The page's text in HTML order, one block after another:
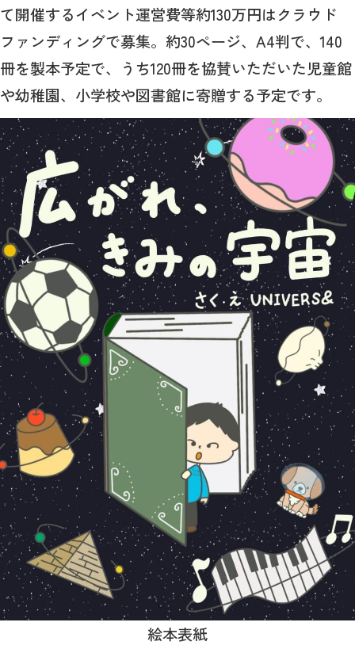
て開催するイベント運営費等約130万円はクラウド
ファンディングで募集。約30ページ、A4判で、140
冊を製本予定で、うち120冊を協賛いただいた児童館
や幼稚園、小学校や図書館に寄贈する予定です。
絵本表紙